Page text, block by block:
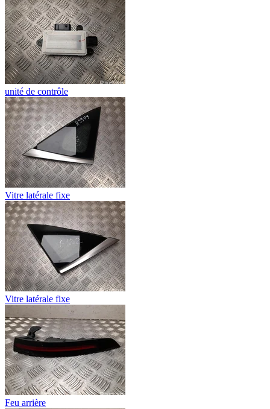
unité de contrôle
Vitre latérale fixe
Vitre latérale fixe
Feu arrière